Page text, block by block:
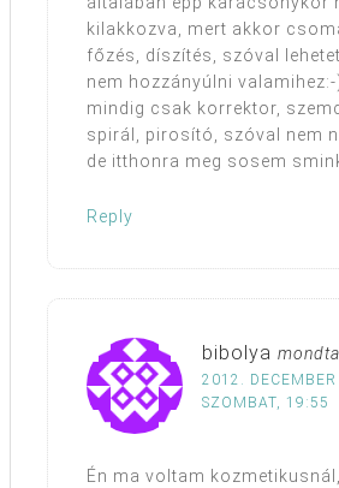
kilakkozva, mert akkor
főzés, díszítés, szóval
nem hozzányúlni
mindig csak korrektor,
spirál, pirosító, szóval nem
de itthonra meg sosem
Reply
bibolya mondta
2012.
SZOMBAT, 19:55
Én ma voltam